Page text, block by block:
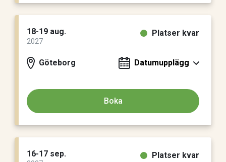
18-19 aug.
2027
Göteborg
Platser kvar
Datumupplägg
Boka
16-17 sep. Platser kvar